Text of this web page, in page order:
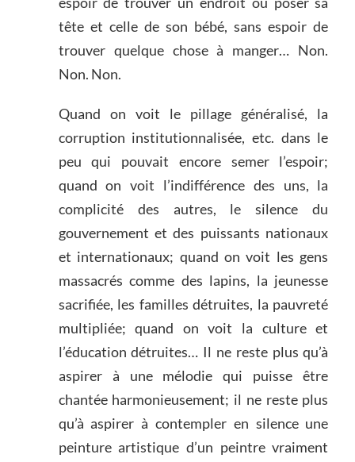
tête et celle de son bébé, sans espoir de
trouver quelque chose à manger… Non.
Non. Non.
Quand on voit le pillage généralisé, la
corruption institutionnalisée, etc. dans le
peu qui pouvait encore semer l’espoir;
quand on voit l’indifférence des uns, la
complicité des autres, le silence du
gouvernement et des puissants nationaux
et internationaux; quand on voit les gens
massacrés comme des lapins, la jeunesse
sacrifiée, les familles détruites, la pauvreté
multipliée; quand on voit la culture et
l’éducation détruites… Il ne reste plus qu’à
aspirer à une mélodie qui puisse être
chantée harmonieusement; il ne reste plus
qu’à aspirer à contempler en silence une
peinture artistique d’un peintre vraiment